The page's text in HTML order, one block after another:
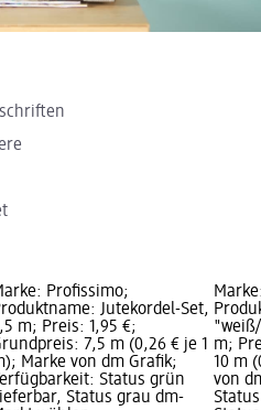
Profissimo;
Jutekordel-Set,
m; Preis: 1,95 €;
7,5 m (0,26 € je 1
Marke von dm Grafik;
Status grün
Status grau dm-
m;
10 m
von